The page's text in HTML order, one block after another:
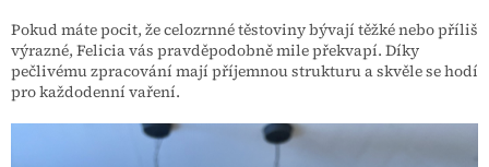
Pokud máte pocit, že celozrnné těstoviny bývají těžké nebo příliš
výrazné, Felicia vás pravděpodobně mile překvapí. Díky
pečlivému zpracování mají příjemnou strukturu a skvěle se hodí
pro každodenní vaření.